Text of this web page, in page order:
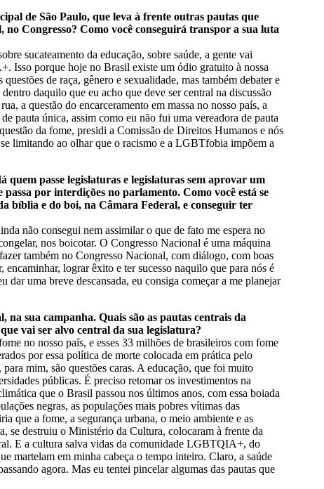
de São Paulo, que leva à frente outras pautas que
no Congresso? Como você conseguirá transpor a sua luta
sucateamento da educação, sobre saúde, a gente vai
Isso porque hoje no Brasil existe um ódio gratuito à nossa
de raça, gênero e sexualidade, mas também debater e
daquilo que eu acho que deve ser central na discussão
a questão do encarceramento em massa no nosso país, a
pauta única, assim como eu não fui uma vereadora de pauta
da fome, presidi a Comissão de Direitos Humanos e nós
limitando ao olhar que o racismo e a LGBTfobia impõem a
passe legislaturas e legislaturas sem aprovar um
por interdições no parlamento. Como você está se
bíblia e do boi, na Câmara Federal, e conseguir ter
não consegui nem assimilar o que de fato me espera no
nos boicotar. O Congresso Nacional é uma máquina
também no Congresso Nacional, com diálogo, com boas
lograr êxito e ter sucesso naquilo que para nós é
uma breve descansada, eu consiga começar a me planejar
sua campanha. Quais são as pautas centrais da
vai ser alvo central da sua legislatura?
no nosso país, e esses 33 milhões de brasileiros com fome
por essa política de morte colocada em prática pelo
mim, são questões caras. A educação, que foi muito
públicas. É preciso retomar os investimentos na
que o Brasil passou nos últimos anos, com essa boiada
negras, as populações mais pobres vítimas das
que a fome, a segurança urbana, o meio ambiente e as
se destruiu o Ministério da Cultura, colocaram à frente da
E a cultura salva vidas da comunidade LGBTQIA+, do
martelam em minha cabeça o tempo inteiro. Claro, a saúde
agora. Mas eu tentei pincelar algumas das pautas que